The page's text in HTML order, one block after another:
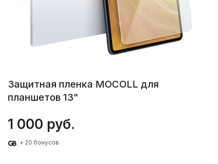
Защитная пленка MOCOLL для
планшетов 13"
1 000 руб.
+ 20 бонусов